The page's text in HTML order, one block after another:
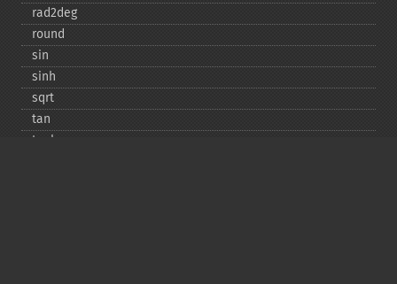
rad2deg
round
sin
sinh
sqrt
tan
tanh